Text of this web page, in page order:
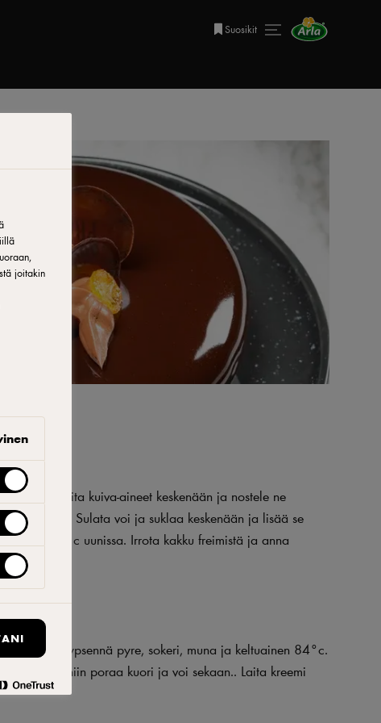
Suosikit
Sekoita kuiva-aineet keskenään ja nostele ne
hyvin. Sulata voi ja suklaa keskenään ja lisää se
paista 160°c uunissa. Irrota kakku freimistä ja anna
vedessä. Kypsennä pyre, sokeri, muna ja keltuainen 84°c.
on n.35°c niin poraa kuori ja voi sekaan.. Laita kreemi
joitakin